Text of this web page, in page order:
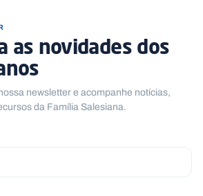
as novidades dos
newsletter e acompanhe notícias,
da Família Salesiana.